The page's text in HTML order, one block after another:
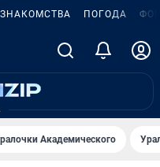
ЗНАКОМСТВА ПОГОДА
Академического